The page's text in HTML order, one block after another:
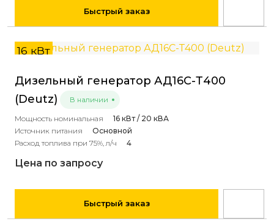
Быстрый заказ
16 кВт
Дизельный генератор АД16С-Т400
(Deutz)
В наличии
Мощность номинальная
16 кВт / 20 кВА
Источник питания
Основной
Расход топлива при 75%, л/ч
4
Цена по запросу
Быстрый заказ